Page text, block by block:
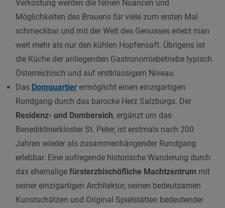
Verkostung werden die feinen Nuancen und
Möglichkeiten des Brauens für viele zum ersten Mal
schmeckbar und mit der Welt des Genusses erlebt man
weit mehr als nur den kühlen Hopfensaft. Übrigens ist
die Küche der anliegenden Gastronomiebetriebe typisch
Österreichisch und auf erstklassigem Niveau.
Das Domquartier ermöglicht einen einzigartigen
Rundgang durch das barocke Herz Salzburgs. Der
Residenz- und Dombereich, ergänzt um das
Benediktinerkloster St. Peter, ist erstmals nach 200
Jahren wieder als zusammenhängender Rundgang
erlebbar. Eine aufregende historische Wanderung durch
das ehemalige fürsterzbischöfliche Machtzentrum mit
seiner einzigartigen Architektur, seinen bedeutsamen
Kunstschätzen und Original Spielstätten bedeutender